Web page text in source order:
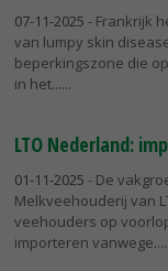
07-11-2025 - Frankrijk
van lumpy skin
beperkingszone die
in het...
LTO Nederland:
01-11-2025 - De
Melkveehouderij van
veehouders op
importeren vanwege...